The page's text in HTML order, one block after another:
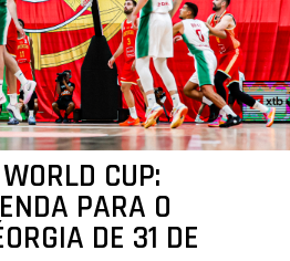
CUP:
PARA O
DE 31 DE